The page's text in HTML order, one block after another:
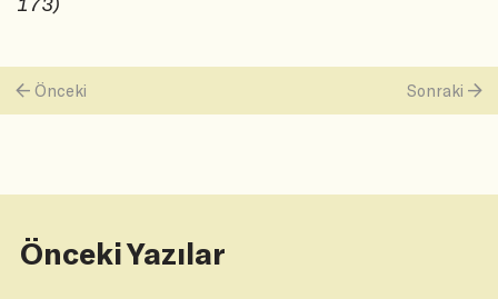
Önceki Sonraki
Önceki Yazılar